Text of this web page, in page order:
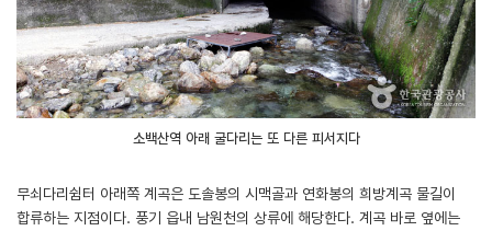
소백산역 아래 굴다리는 또 다른 피서지다
무쇠다리쉼터 아래쪽 계곡은 도솔봉의 시맥골과 연화봉의 희방계곡 물길이
합류하는 지점이다. 풍기 읍내 남원천의 상류에 해당한다. 계곡 바로 옆에는